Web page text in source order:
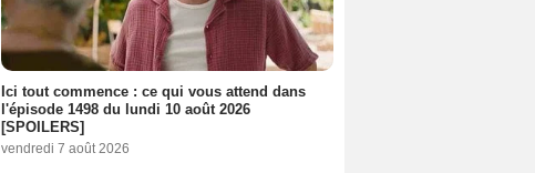
Ici tout commence : ce qui vous attend dans
l'épisode 1498 du lundi 10 août 2026
[SPOILERS]
vendredi 7 août 2026